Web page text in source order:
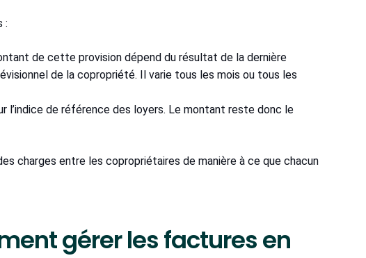
:
de cette provision dépend du résultat de la dernière
de la copropriété. Il varie tous les mois ou tous les
l’indice de référence des loyers. Le montant reste donc le
charges entre les copropriétaires de manière à ce que chacun
gérer les factures en